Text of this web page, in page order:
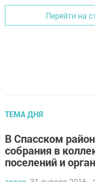
Перейти на
ТЕМА ДНЯ
В Спасском
собрания в
поселений и